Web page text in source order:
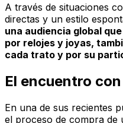
A través de situaciones
directas y un estilo
una audiencia global
por relojes y joyas,
cada trato y por su
El encuentro
En una de sus recientes
el proceso de compra de